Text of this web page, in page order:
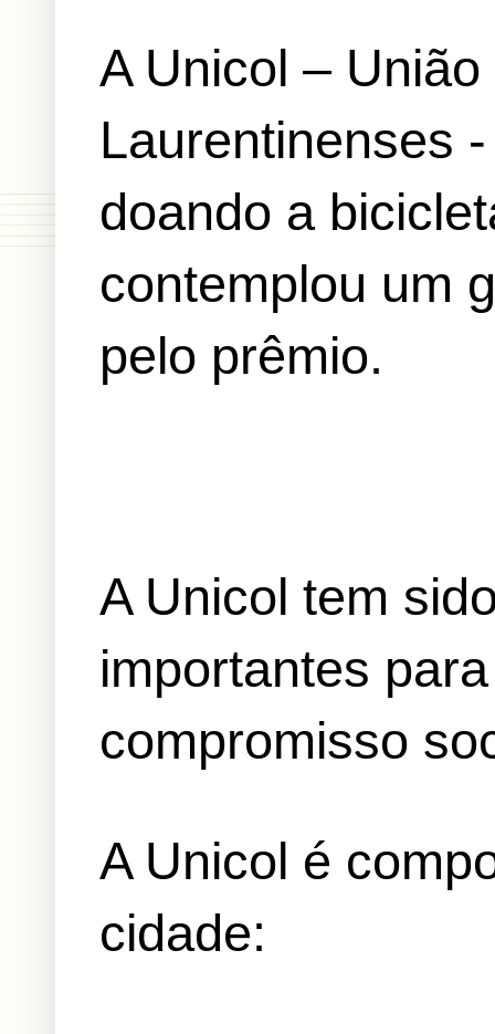
A Unicol –
Laurentinenses
doando a
contemplou um
pelo prêmio.
A Unicol tem
importantes
compromisso
A Unicol é
cidade: